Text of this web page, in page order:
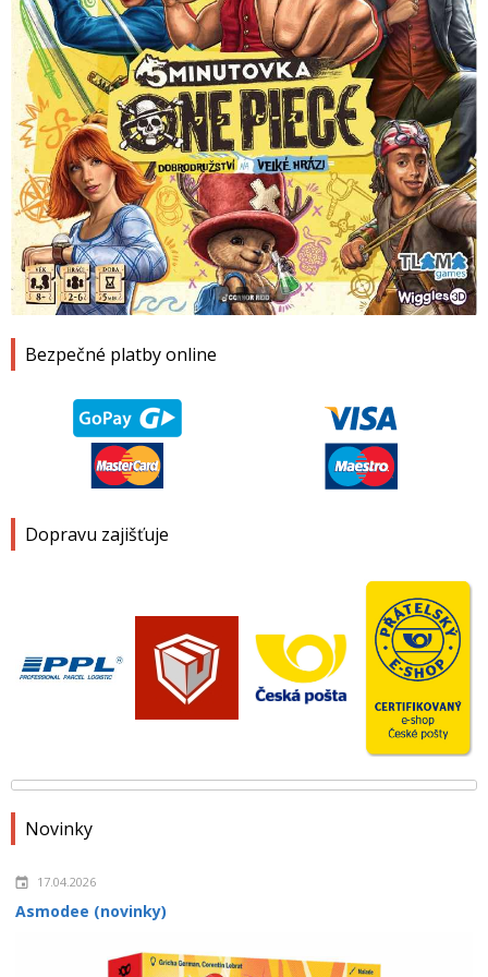
Bezpečné platby online
Dopravu zajišťuje
Novinky
17.04.2026
Asmodee (novinky)